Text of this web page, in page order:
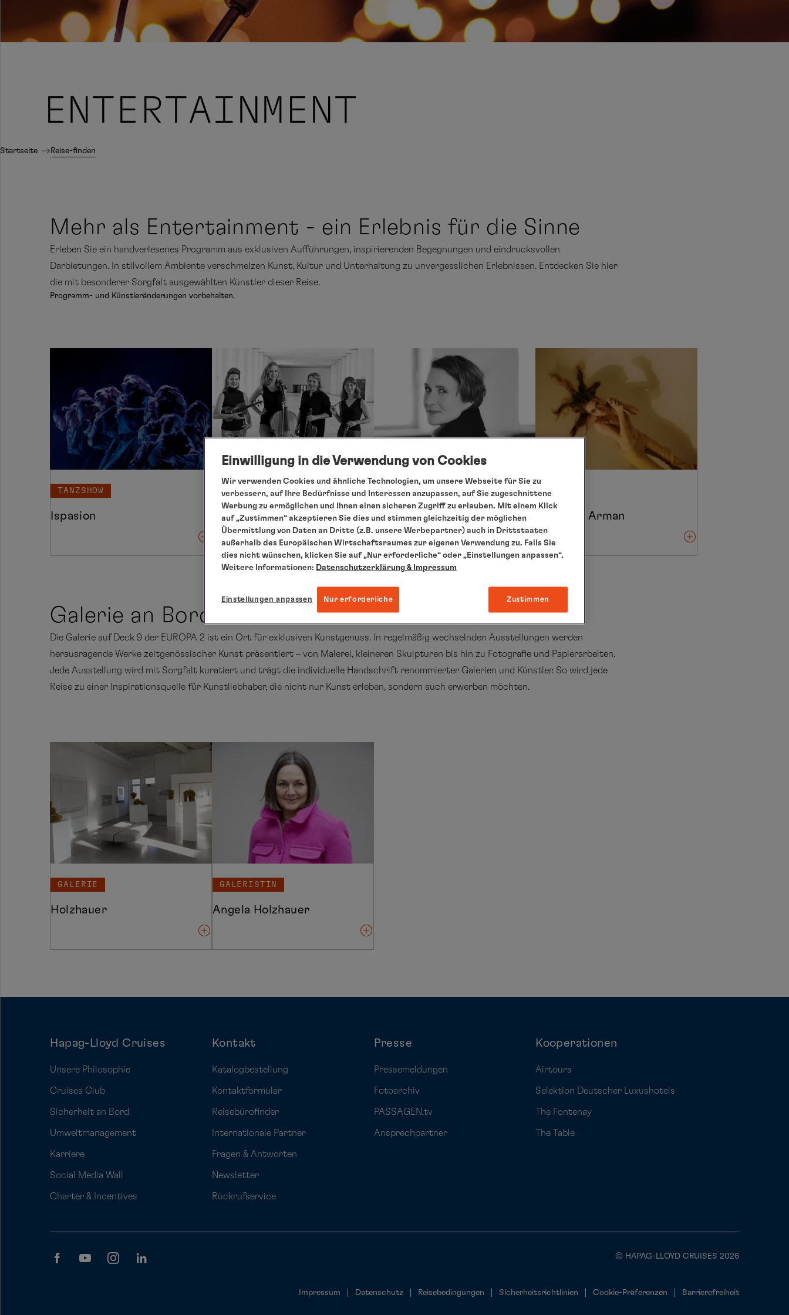
ENTERTAINMENT
Startseite Reise-finden
Mehr als Entertainment - ein Erlebnis für die Sinne
Erleben Sie ein handverlesenes Programm aus exklusiven Aufführungen, inspirierenden Begegnungen und eindrucksvollen
Darbietungen. In stilvollem Ambiente verschmelzen Kunst, Kultur und Unterhaltung zu unvergesslichen Erlebnissen. Entdecken Sie hier
die mit besonderer Sorgfalt ausgewählten Künstler dieser Reise.
Programm- und Künstleränderungen vorbehalten.
TANZSHOW
Ispasion
STREICHQUARTETT
Ladystrings
LESUNG
Meike Rötzer
POP
Florence Arman
Galerie an Bord
Die Galerie auf Deck 9 der EUROPA 2 ist ein Ort für exklusiven Kunstgenuss. In regelmäßig wechselnden Ausstellungen werden
herausragende Werke zeitgenössischer Kunst präsentiert – von Malerei, kleineren Skulpturen bis hin zu Fotografie und Papierarbeiten.
Jede Ausstellung wird mit Sorgfalt kuratiert und trägt die individuelle Handschrift renommierter Galerien und Künstler. So wird jede
Reise zu einer Inspirationsquelle für Kunstliebhaber, die nicht nur Kunst erleben, sondern auch erwerben möchten.
GALERIE
Holzhauer
GALERISTIN
Angela Holzhauer
Hapag-Lloyd Cruises
Unsere Philosophie
Cruises Club
Sicherheit an Bord
Umweltmanagement
Karriere
Social Media Wall
Charter & Incentives
Kontakt
Katalogbestellung
Kontaktformular
Reisebürofinder
Internationale Partner
Fragen & Antworten
Newsletter
Rückrufservice
Presse
Pressemeldungen
Fotoarchiv
PASSAGEN.tv
Ansprechpartner
Kooperationen
Airtours
Selektion Deutscher Luxushotels
The Fontenay
The Table
© HAPAG-LLOYD CRUISES 2026
Impressum Datenschutz Reisebedingungen Sicherheitsrichtlinien Cookie-Präferenzen Barrierefreiheit
Einwilligung in die Verwendung von Cookies
Wir verwenden Cookies und ähnliche Technologien, um unsere Webseite für Sie zu
verbessern, auf Ihre Bedürfnisse und Interessen anzupassen, auf Sie zugeschnittene
Werbung zu ermöglichen und Ihnen einen sicheren Zugriff zu erlauben. Mit einem Klick
auf „Zustimmen“ akzeptieren Sie dies und stimmen gleichzeitig der möglichen
Übermittlung von Daten an Dritte (z.B. unsere Werbepartner) auch in Drittstaaten
außerhalb des Europäischen Wirtschaftsraumes zur eigenen Verwendung zu. Falls Sie
dies nicht wünschen, klicken Sie auf „Nur erforderliche“ oder „Einstellungen anpassen“.
Weitere Informationen: Datenschutzerklärung & Impressum
Einstellungen anpassen Nur erforderliche Zustimmen